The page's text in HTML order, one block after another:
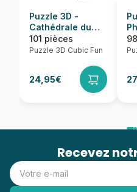
Puzzle 3D -
Cathédrale du
Wawel
101 pièces
Puzzle 3D Cubic Fun
24,95€
Recevez